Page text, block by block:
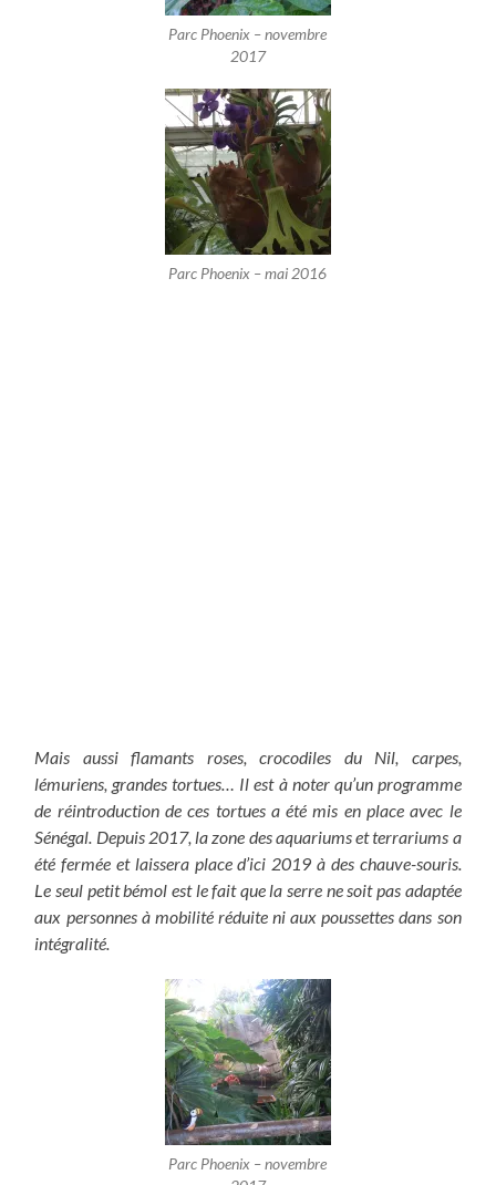
Parc Phoenix – novembre
2017
Parc Phoenix – mai 2016
Mais aussi flamants roses, crocodiles du Nil, carpes,
lémuriens, grandes tortues… Il est à noter qu’un programme
de réintroduction de ces tortues a été mis en place avec le
Sénégal. Depuis 2017, la zone des aquariums et terrariums a
été fermée et laissera place d’ici 2019 à des chauve-souris.
Le seul petit bémol est le fait que la serre ne soit pas adaptée
aux personnes à mobilité réduite ni aux poussettes dans son
intégralité.
Parc Phoenix – novembre